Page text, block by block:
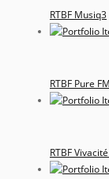
RTBF Musiq3
RTBF Pure FM
RTBF